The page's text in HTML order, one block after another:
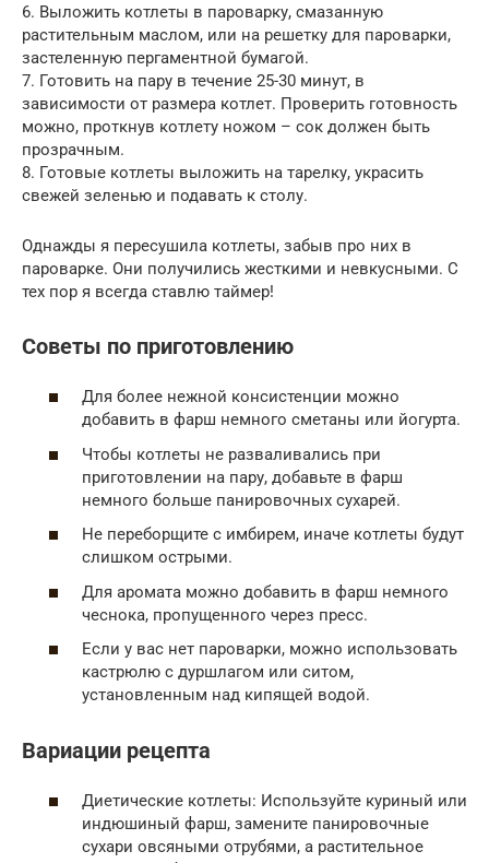
6. Выложить котлеты в пароварку, смазанную
растительным маслом, или на решетку для пароварки,
застеленную пергаментной бумагой.
7. Готовить на пару в течение 25-30 минут, в
зависимости от размера котлет. Проверить готовность
можно, проткнув котлету ножом – сок должен быть
прозрачным.
8. Готовые котлеты выложить на тарелку, украсить
свежей зеленью и подавать к столу.
Однажды я пересушила котлеты, забыв про них в
пароварке. Они получились жесткими и невкусными. С
тех пор я всегда ставлю таймер!
Советы по приготовлению
Для более нежной консистенции можно
добавить в фарш немного сметаны или йогурта.
Чтобы котлеты не разваливались при
приготовлении на пару, добавьте в фарш
немного больше панировочных сухарей.
Не переборщите с имбирем, иначе котлеты будут
слишком острыми.
Для аромата можно добавить в фарш немного
чеснока, пропущенного через пресс.
Если у вас нет пароварки, можно использовать
кастрюлю с дуршлагом или ситом,
установленным над кипящей водой.
Вариации рецепта
Диетические котлеты: Используйте куриный или
индюшиный фарш, замените панировочные
сухари овсяными отрубями, а растительное